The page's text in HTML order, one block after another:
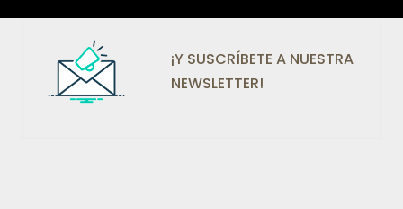
¡Y SUSCRÍBETE A NUESTRA
NEWSLETTER!